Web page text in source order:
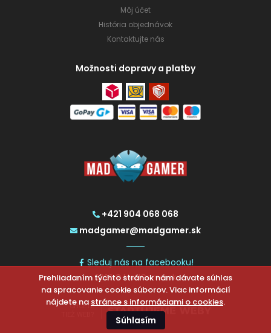
+421 904 068 068
madgamer@madgamer.sk
Sleduj nás na facebooku!
2026 © MadGamer.sk
Môj účet
História objednávok
Kontaktujte nás
Možnosti dopravy a platby
CHCETE
Prehliadaním týchto stránok nám dávate súhlas
na spracovanie cookie súborov. Viac informácií
nájdete na stránce s informáciami o cookies.
Súhlasím